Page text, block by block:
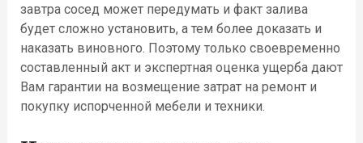
завтра сосед может передумать и факт залива
будет сложно установить, а тем более доказать и
наказать виновного. Поэтому только своевременно
составленный акт и экспертная оценка ущерба дают
Вам гарантии на возмещение затрат на ремонт и
покупку испорченной мебели и техники.